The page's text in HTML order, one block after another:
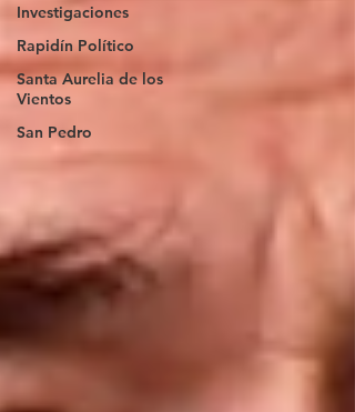
Investigaciones
Rapidín Político
Santa Aurelia de los
Vientos
San Pedro